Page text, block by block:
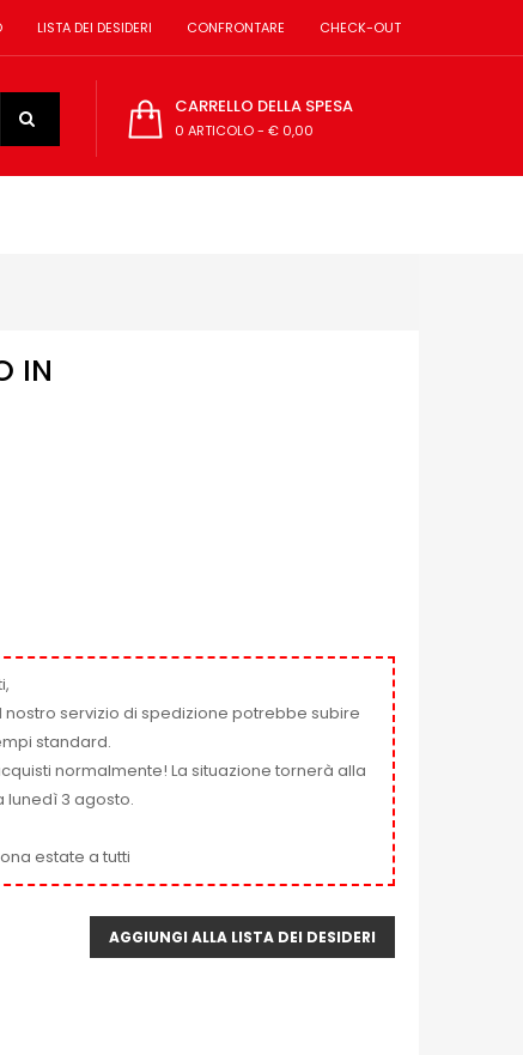
LISTA DEI DESIDERI CONFRONTARE CHECK-OUT
CARRELLO DELLA SPESA
0 ARTICOLO- € 0,00
IN
servizio di spedizione potrebbe subire
standard.
normalmente! La situazione tornerà alla
lunedì 3 agosto.
estate a tutti
AGGIUNGI ALLA LISTA DEI DESIDERI